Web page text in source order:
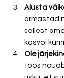
Alusta
armastad
sellest
kasvõi
Ole
töös